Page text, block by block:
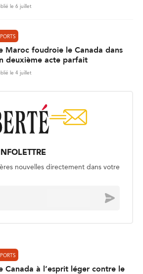
le 6 juillet
Maroc foudroie le Canada dans
deuxième acte parfait
le 4 juillet
nouvelles directement dans votre
Envoyer
Canada à l’esprit léger contre le